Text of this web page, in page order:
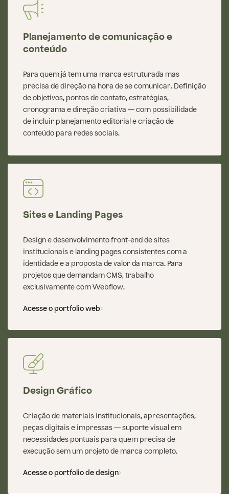
Planejamento de comunicação e
conteúdo
Para quem já tem uma marca estruturada mas
precisa de direção na hora de se comunicar. Definição
de objetivos, pontos de contato, estratégias,
cronograma e direção criativa — com possibilidade
de incluir planejamento editorial e criação de
conteúdo para redes sociais.
Sites e Landing Pages
Design e desenvolvimento front-end de sites
institucionais e landing pages consistentes com a
identidade e a proposta de valor da marca. Para
projetos que demandam CMS, trabalho
exclusivamente com Webflow.
Acesse o portfolio web
Design Gráfico
Criação de materiais institucionais, apresentações,
peças digitais e impressas — suporte visual em
necessidades pontuais para quem precisa de
execução sem um projeto de marca completo.
Acesse o portfolio de design